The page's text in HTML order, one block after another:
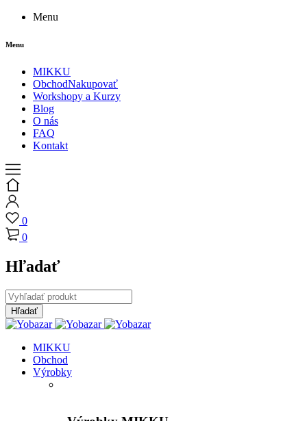
Menu
Menu
MIKKU
ObchodNakupovať
Workshopy a Kurzy
Blog
O nás
FAQ
Kontakt
0
0
Hľadať
MIKKU
Obchod
Výrobky